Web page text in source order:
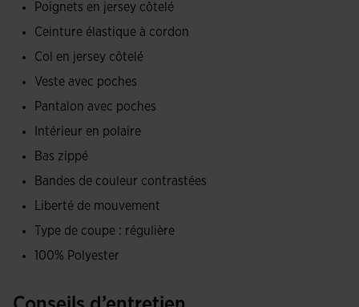
du froid. Elle présente un design caractérisé par des
découpes contrastées aux épaules, sur la partie supérieure
avant et par des bordures latérales.
Le pantalon dispose d'une taille élastique ajustable par
cordons et de poches latérales zippées. Ainsi, le footballeur
pourra ranger et transporter confortablement ses effets
personnels, comme le téléphone ou les clés, sans craindre
de les perdre. Il possède également des zips à l'ourlet pour
Le survêtement a été confectionné dans un tissu doux,
deux pièces présentent une doublure polaire intérieure, un
Poignets en jersey côtelé
Ceinture élastique à cordon
Col en jersey côtelé
Veste avec poches
Pantalon avec poches
Intérieur en polaire
Bas zippé
Bandes de couleur contrastées
Liberté de mouvement
Type de coupe : régulière
100% Polyester